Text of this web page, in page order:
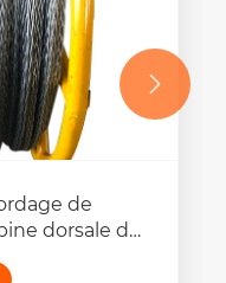
de
dorsale de
